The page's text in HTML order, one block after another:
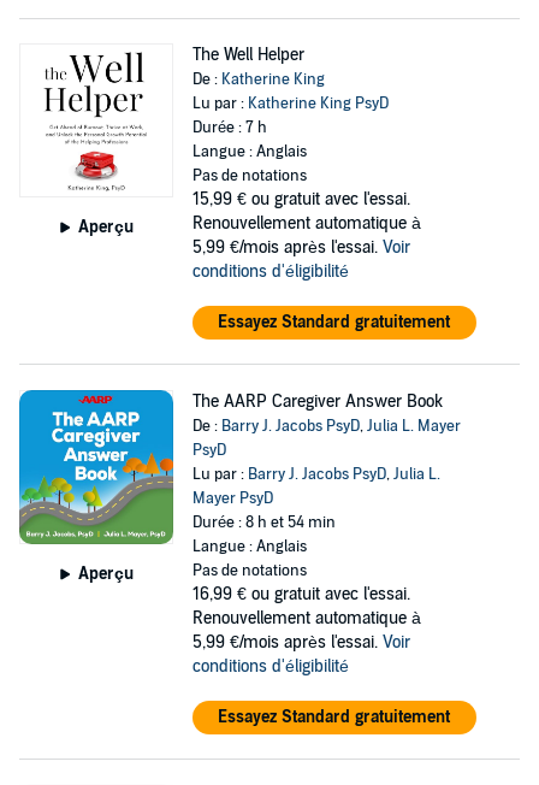
Aperçu
The Well Helper
De : Katherine King
Lu par : Katherine King PsyD
Durée : 7 h
Langue : Anglais
Pas de notations
15,99 € ou gratuit avec l'essai.
Renouvellement automatique à
5,99 €/mois après l'essai. Voir
conditions d'éligibilité
Essayez Standard gratuitement
Aperçu
The AARP Caregiver Answer Book
De : Barry J. Jacobs PsyD,Julia L. Mayer
PsyD
Lu par : Barry J. Jacobs PsyD,Julia L.
Mayer PsyD
Durée : 8 h et 54 min
Langue : Anglais
Pas de notations
16,99 € ou gratuit avec l'essai.
Renouvellement automatique à
5,99 €/mois après l'essai. Voir
conditions d'éligibilité
Essayez Standard gratuitement